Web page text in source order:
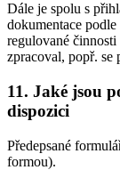
Dále je spolu s
dokumentace
regulované
zpracoval, popř. se
11. Jaké jsou
dispozici
Předepsané
formou).